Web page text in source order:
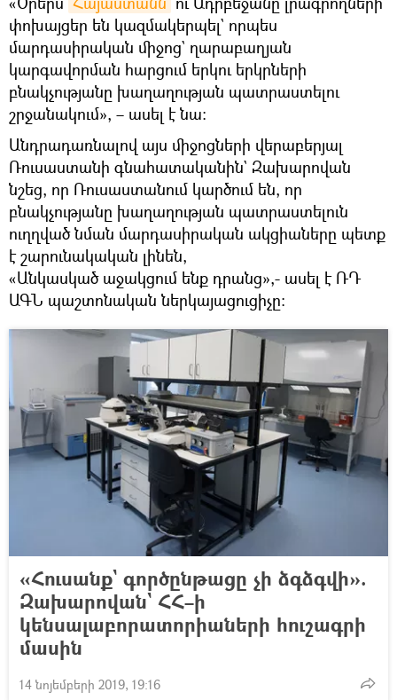
փոխայցեր են կազմակերպել` որպես
մարդասիրական միջոց` ղարաբաղյան
կարգավորման հարցում երկու երկրների
բնակչությանը խաղաղության պատրաստելու
շրջանակում», – ասել է նա։
Անդրադառնալով այս միջոցների վերաբերյալ
Ռուսաստանի գնահատականին` Զախարովան
նշեց, որ Ռուսաստանում կարծում են, որ
բնակչությանը խաղաղության պատրաստելուն
ուղղված նման մարդասիրական ակցիաները պետք
է շարունակական լինեն,
«Անկասկած աջակցում ենք դրանց»,- ասել է ՌԴ
ԱԳՆ պաշտոնական ներկայացուցիչը։
«Հուսանք` գործընթացը չի ձգձգվի».
Զախարովան` ՀՀ–ի
կենսալաբորատորիաների հուշագրի
մասին
14 նոյեմբերի 2019, 19:16